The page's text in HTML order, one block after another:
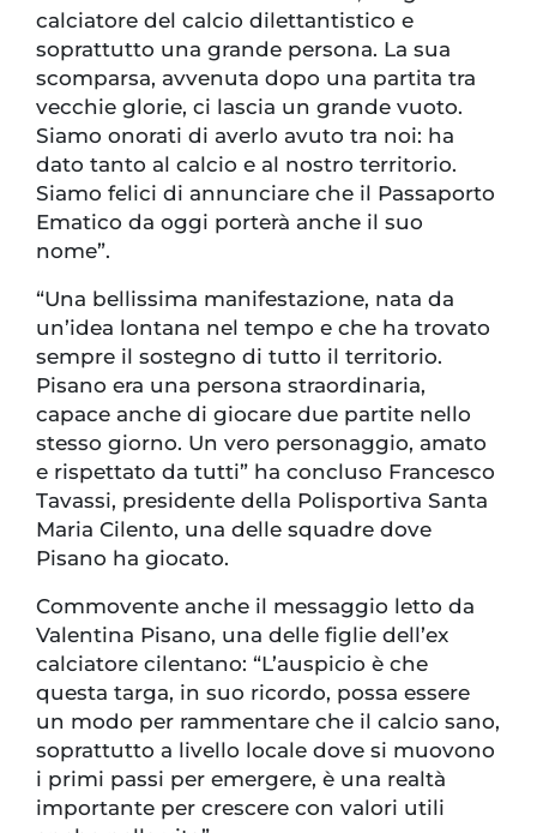
calciatore del calcio dilettantistico e
soprattutto una grande persona. La sua
scomparsa, avvenuta dopo una partita tra
vecchie glorie, ci lascia un grande vuoto.
Siamo onorati di averlo avuto tra noi: ha
dato tanto al calcio e al nostro territorio.
Siamo felici di annunciare che il Passaporto
Ematico da oggi porterà anche il suo
nome”.
“Una bellissima manifestazione, nata da
un’idea lontana nel tempo e che ha trovato
sempre il sostegno di tutto il territorio.
Pisano era una persona straordinaria,
capace anche di giocare due partite nello
stesso giorno. Un vero personaggio, amato
e rispettato da tutti” ha concluso Francesco
Tavassi, presidente della Polisportiva Santa
Maria Cilento, una delle squadre dove
Pisano ha giocato.
Commovente anche il messaggio letto da
Valentina Pisano, una delle figlie dell’ex
calciatore cilentano: “L’auspicio è che
questa targa, in suo ricordo, possa essere
un modo per rammentare che il calcio sano,
soprattutto a livello locale dove si muovono
i primi passi per emergere, è una realtà
importante per crescere con valori utili